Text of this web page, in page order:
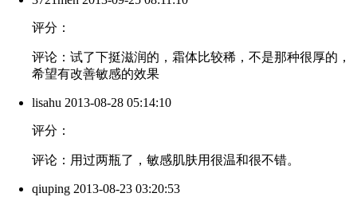
评分：
评论：试了下挺滋润的，霜体比较稀，不是那种很厚的，
希望有改善敏感的效果
lisahu 2013-08-28 05:14:10
评分：
评论：用过两瓶了，敏感肌肤用很温和很不错。
qiuping 2013-08-23 03:20:53